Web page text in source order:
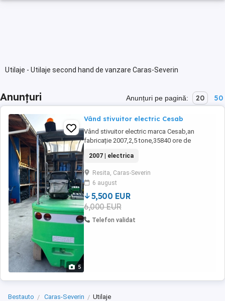
Utilaje - Utilaje second hand de vanzare Caras-Severin
Anunțuri Anunțuri pe pagină: 20 50
5
Vând stivuitor electric Cesab
Vând stivuitor electric marca Cesab,an
fabricație 2007,2,5 tone,35840 ore de
impecabil.Pret vanzare 5500 euro negociabil
2007 | electrica
Resita, Caras-Severin
6 august
5,500 EUR
6,000 EUR
Telefon validat
Bestauto Caras-Severin Utilaje